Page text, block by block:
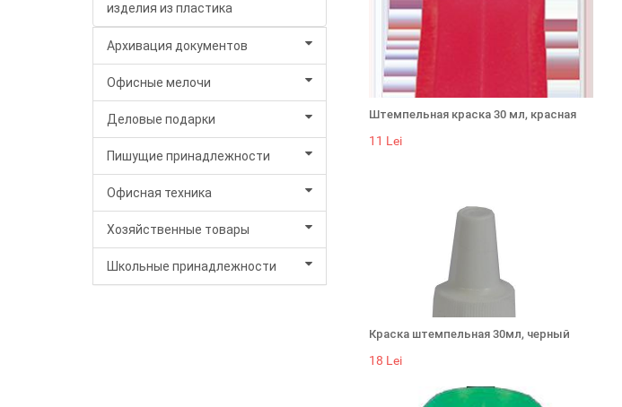
изделия из пластика
Архивация документов
Офисные мелочи
Деловые подарки
Пишущие принадлежности
Офисная техника
Хозяйственные товары
Школьные принадлежности
Штемпельная краска 30 мл, красная
11 Lei
Краска штемпельная 30мл, черный
18 Lei